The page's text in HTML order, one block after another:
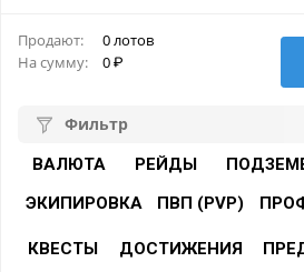
Продают:
0 лотов
На сумму:
0
Фильтр
ВАЛЮТА РЕЙДЫ
ЭКИПИРОВКА
ПВП (PVP)
КВЕСТЫ ДОСТИЖЕНИЯ